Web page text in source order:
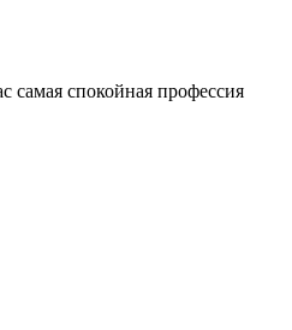
самая спокойная профессия